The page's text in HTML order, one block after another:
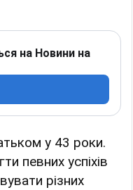
на Новини на
у 43 роки.
певних успіхів
різних